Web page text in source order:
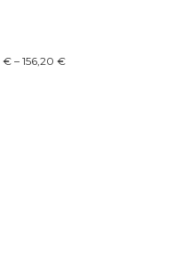
€– 156,20 €